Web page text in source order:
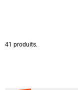
41 produits.